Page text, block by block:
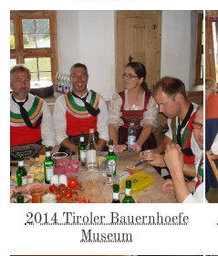
2014 Tiroler Bauernhoefe
Museum